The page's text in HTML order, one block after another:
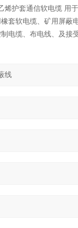
烯护套通信软电缆 用
套软电缆、矿用屏
电缆、布电线、及接